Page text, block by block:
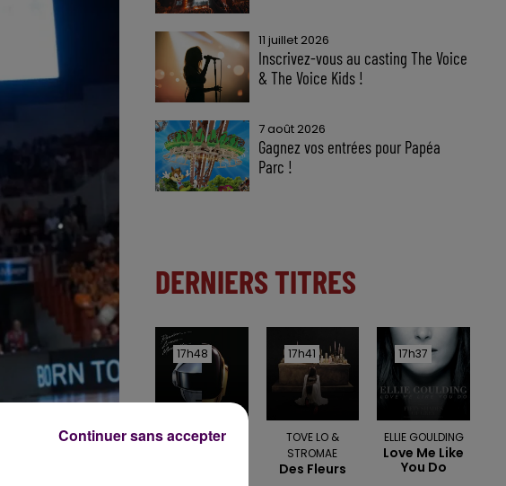
11 juillet 2026
Inscrivez-vous au casting The Voice
& The Voice Kids !
7 août 2026
Gagnez vos entrées pour Papéa
Parc !
DERNIERS TITRES
17h48
17h48
DAFT PUNK
17h41
17h41
TOVE LO &
STROMAE
Des Fleurs
17h37
17h37
ELLIE GOULDING
Love Me Like
You Do
Continuer sans accepter